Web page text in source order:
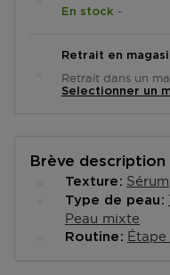
En stock -
Retrait en
Retrait dans un
Selectionner un
Brève description
Texture Sérum
Type de peau
Peau mixte
Routine Étape